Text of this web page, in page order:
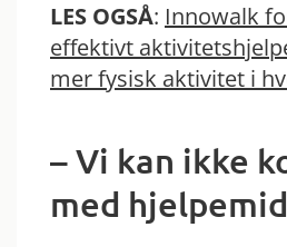
LES OGSÅ: Innowalk
effektivt
mer fysisk aktivitet i
– Vi kan ikke
med